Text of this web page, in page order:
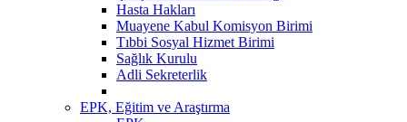
Hasta Hakları
Muayene Kabul Komisyon Birimi
Tıbbi Sosyal Hizmet Birimi
Sağlık Kurulu
Adli Sekreterlik
EPK, Eğitim ve Araştırma